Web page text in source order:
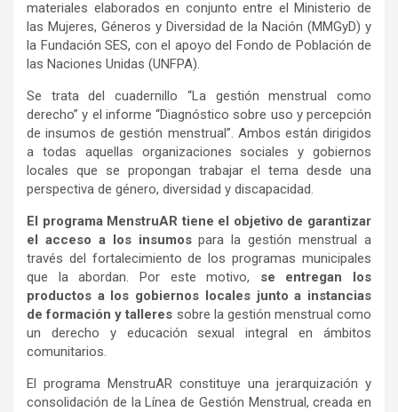
materiales elaborados en conjunto entre el Ministerio de
las Mujeres, Géneros y Diversidad de la Nación (MMGyD) y
la Fundación SES, con el apoyo del Fondo de Población de
las Naciones Unidas (UNFPA).
Se trata del cuadernillo “La gestión menstrual como
derecho” y el informe “Diagnóstico sobre uso y percepción
de insumos de gestión menstrual”. Ambos están dirigidos
a todas aquellas organizaciones sociales y gobiernos
locales que se propongan trabajar el tema desde una
perspectiva de género, diversidad y discapacidad.
El programa MenstruAR tiene el objetivo de garantizar
el acceso a los insumospara la gestión menstrual a
través del fortalecimiento de los programas municipales
que la abordan. Por este motivo, se entregan los
productos a los gobiernos locales junto a instancias
de formación y talleres sobre la gestión menstrual como
un derecho y educación sexual integral en ámbitos
comunitarios.
El programa MenstruAR constituye una jerarquización y
consolidación de la Línea de Gestión Menstrual, creada en